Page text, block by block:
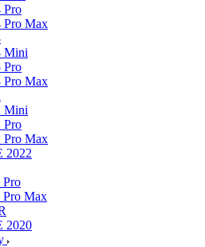
Pro
Pro Max
Mini
Pro
Pro Max
Mini
Pro
Pro Max
2022
Pro
Pro Max
2020